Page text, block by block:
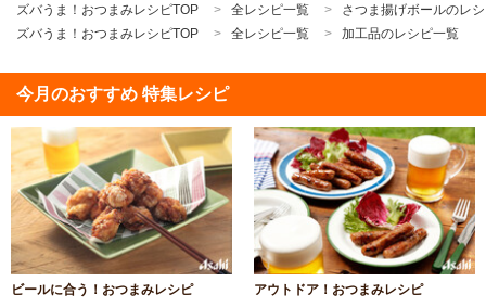
ズバうま！おつまみレシピTOP 全レシピ一覧
さつま揚げボールのレ
ズバうま！おつまみレシピTOP
全レシピ一覧 加工品のレシピ一覧
今月のおすすめ 特集レシピ
ビールに合う！おつまみレシピ アウトドア！おつまみレシピ